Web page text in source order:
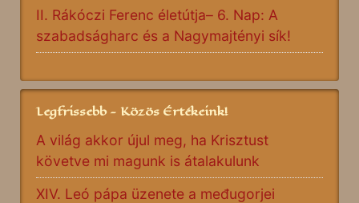
II. Rákóczi Ferenc életútja– 6. Nap: A
szabadságharc és a Nagymajtényi sík!
Legfrissebb - Közös Értékeink!
A világ akkor újul meg, ha Krisztust
követve mi magunk is átalakulunk
XIV. Leó pápa üzenete a međugorjei